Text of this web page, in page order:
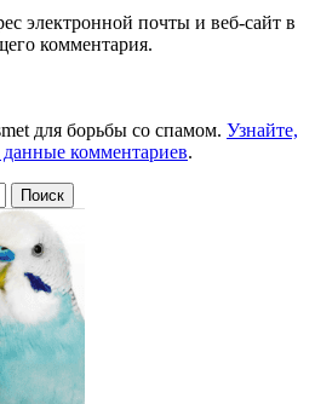
электронной почты и веб-сайт в
комментария.
для борьбы со спамом. Узнайте,
комментариев.